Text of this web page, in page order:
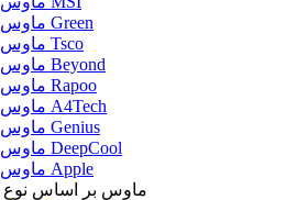
ماوس Green
ماوس Tsco
ماوس Beyond
ماوس Rapoo
ماوس A4Tech
ماوس Genius
ماوس DeepCool
ماوس Apple
ماوس بر اساس نوع